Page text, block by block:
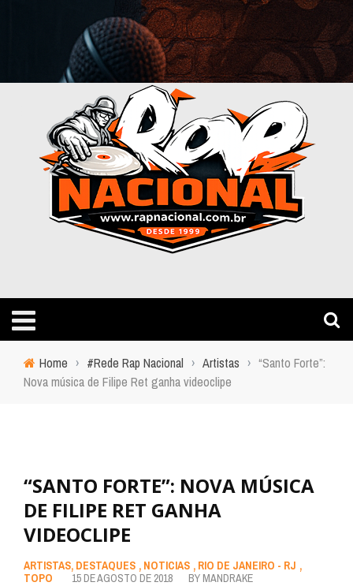
Home › #Rede Rap Nacional › Artistas › “Santo Forte”:
Nova música de Filipe Ret ganha videoclipe
“SANTO FORTE”: NOVA MÚSICA
DE FILIPE RET GANHA
VIDEOCLIPE
ARTISTAS, DESTAQUES , NOTICIAS , RIO DE JANEIRO - RJ ,
TOPO
15 DE AGOSTO DE 2018 BY MANDRAKE